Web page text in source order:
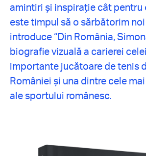
amintiri și inspirație cât pentru
este timpul să o sărbătorim
introduce “Din România,
biografie vizuală a carierei
importante jucătoare de tenis
României și una dintre cele
ale sportului românesc.